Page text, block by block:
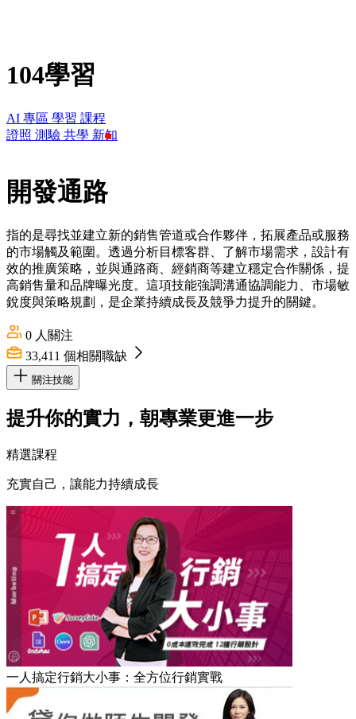
104學習
AI 專區 學習 課程
證照 測驗 共學 新知
開發通路
指的是尋找並建立新的銷售管道或合作夥伴，拓展產品或服務
的市場觸及範圍。透過分析目標客群、了解市場需求，設計有
效的推廣策略，並與通路商、經銷商等建立穩定合作關係，提
高銷售量和品牌曝光度。這項技能強調溝通協調能力、市場敏
銳度與策略規劃，是企業持續成長及競爭力提升的關鍵。
0 人關注
33,411 個相關職缺
關注技能
提升你的實力，朝專業更進一步
精選課程
充實自己，讓能力持續成長
一人搞定行銷大小事：全方位行銷實戰